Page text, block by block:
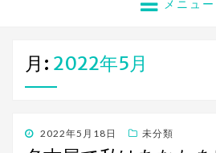
メニュー
月: 2022年5月
投
稿
2022年5月18日 未分類